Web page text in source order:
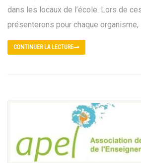
dans les locaux de l’école. Lors de
présenterons pour chaque organisme,
CONTINUER LA LECTURE